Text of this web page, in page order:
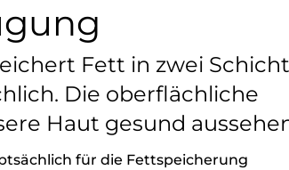
Fett in zwei
Die oberflächliche
Haut gesund
für die Fettspeicherung